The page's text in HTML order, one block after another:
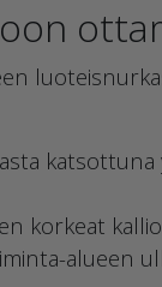
katsottuna
korkeat
alueen